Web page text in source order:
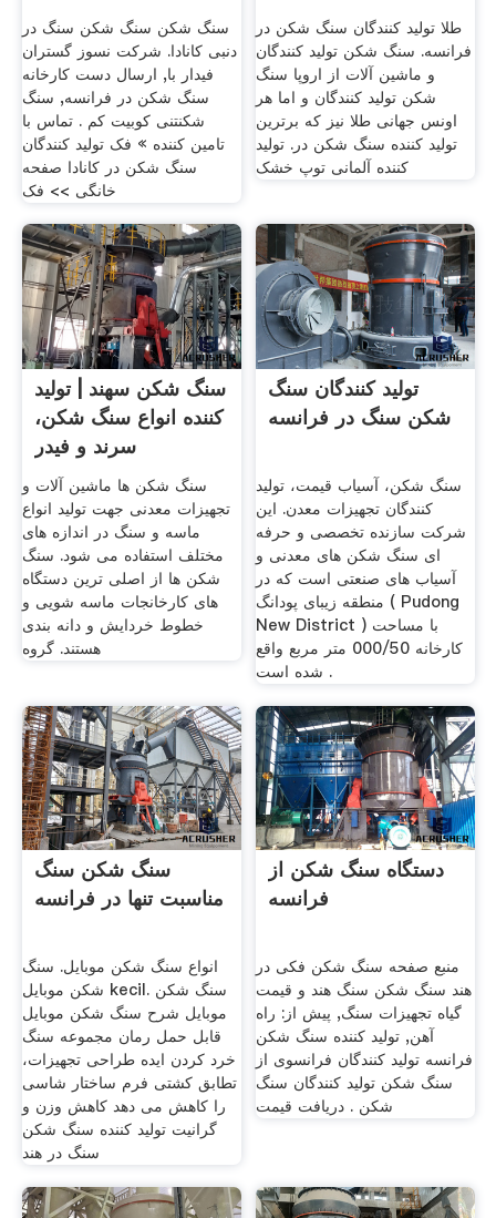
سنگ شکن سنگ شکن سنگ در
دنبی کانادا. شرکت نسوز گستران
فیدار با, ارسال دست کارخانه
سنگ شکن در فرانسه, سنگ
شکنتنی کوبیت کم . تماس با
تامین کننده » فک تولید کنندگان
سنگ شکن در کانادا صفحه
خانگی >> فک
طلا تولید کنندگان سنگ شکن در
فرانسه. سنگ شکن تولید کنندگان
و ماشین آلات از اروپا سنگ
شکن تولید کنندگان و اما هر
اونس جهانی طلا نیز که برترین
تولید کننده سنگ شکن در. تولید
کننده آلمانی توپ خشک
سنگ شکن سهند | تولید
کننده انواع سنگ شکن،
سرند و فیدر
سنگ شکن ها ماشین آلات و
تجهیزات معدنی جهت تولید انواع
ماسه و سنگ در اندازه های
مختلف استفاده می شود. سنگ
شکن ها از اصلی ترین دستگاه
های کارخانجات ماسه شویی و
خطوط خردایش و دانه بندی
هستند. گروه
تولید کنندگان سنگ
شکن سنگ در فرانسه
سنگ شکن، آسیاب قیمت، تولید
کنندگان تجهیزات معدن. این
شرکت سازنده تخصصی و حرفه
ای سنگ شکن های معدنی و
آسیاب های صنعتی است که در
منطقه زیبای پودانگ ( Pudong
New District ) با مساحت
کارخانه 000/50 متر مربع واقع
شده است .
سنگ شکن سنگ
مناسبت تنها در فرانسه
انواع سنگ شکن موبایل. سنگ
شکن موبایل kecil. سنگ شکن
موبایل شرح سنگ شکن موبایل
قابل حمل رمان مجموعه سنگ
خرد کردن ایده طراحی تجهیزات،
تطابق کشتی فرم ساختار شاسی
را کاهش می دهد کاهش وزن و
گرانیت تولید کننده سنگ شکن
سنگ در هند
دستگاه سنگ شکن از
فرانسه
منبع صفحه سنگ شکن فکی در
هند سنگ شکن سنگ هند و قیمت
گیاه تجهیزات سنگ, پیش از: راه
آهن, تولید کننده سنگ شکن
فرانسه تولید کنندگان فرانسوی از
سنگ شکن تولید کنندگان سنگ
شکن . دریافت قیمت